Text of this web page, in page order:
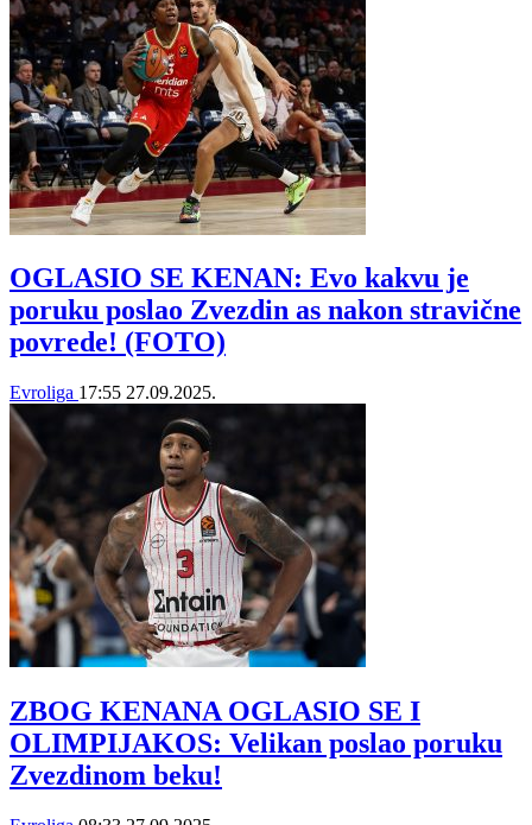
OGLASIO SE KENAN: Evo kakvu je
poruku poslao Zvezdin as nakon stravične
povrede! (FOTO)
Evroliga 17:55 27.09.2025.
ZBOG KENANA OGLASIO SE I
OLIMPIJAKOS: Velikan poslao poruku
Zvezdinom beku!